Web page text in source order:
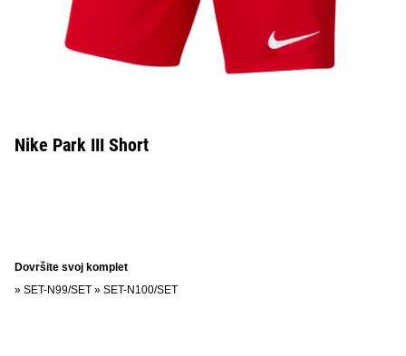
Nike Park III Short
Dovršite svoj komplet
» SET-N99/SET » SET-N100/SET